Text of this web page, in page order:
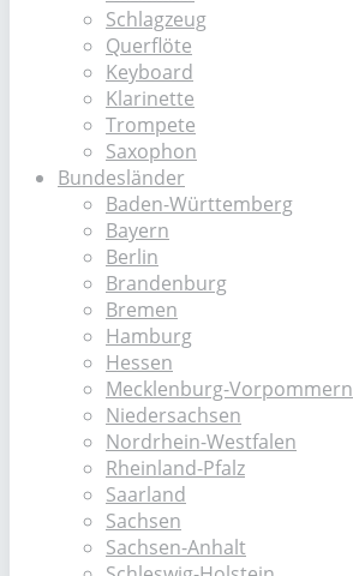
Schlagzeug
Querflöte
Keyboard
Klarinette
Trompete
Saxophon
Bundesländer
Baden-Württemberg
Bayern
Berlin
Brandenburg
Bremen
Hamburg
Hessen
Mecklenburg-Vorpommern
Niedersachsen
Nordrhein-Westfalen
Rheinland-Pfalz
Saarland
Sachsen
Sachsen-Anhalt